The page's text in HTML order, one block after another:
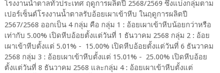
โรงงานน้ำตาลทั่วประเทศ ฤดูการผลิตปี 2568/2569 ซึ่งแบ่งกลุ่มตาม
เปอร์เซ็นต์โรงงานน้ำตาลรับอ้อยเผาเข้าหีบ ในฤดูการผลิตปี
2567/2568 ออกเป็น 4 กลุ่ม คือ กลุ่ม 1 : อ้อยเผาเข้าหีบน้อยกว่าหรือ
เท่ากับ 5.00% เปิดหีบอ้อยตั้งแต่วันที่ 1 ธันวาคม 2568 กลุ่ม 2 : อ้อย
เผาเข้าหีบตั้งแต่ 5.01% - 15.00% เปิดหีบอ้อยตั้งแต่วันที่ 6 ธันวาคม
2568 กลุ่ม 3 : อ้อยเผาเข้าหีบตั้งแต่ 15.01% - 25.00% เปิดหีบอ้อย
ตั้งแต่วันที่ 8 ธันวาคม 2568 และกลุ่ม 4 : อ้อยเผาเข้าหีบตั้งแต่